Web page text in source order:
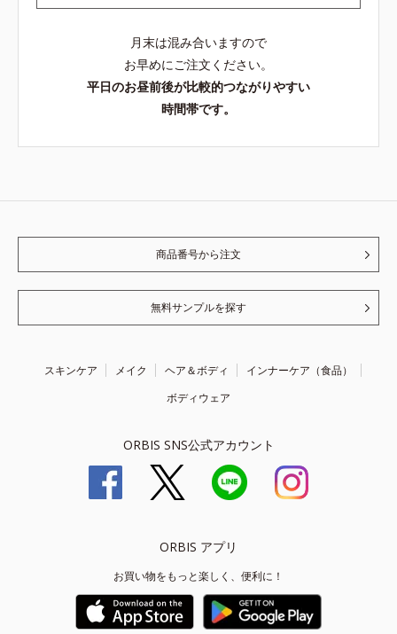
月末は混み合いますので
お早めにご注文ください。
平日のお昼前後が比較的つながりやすい
時間帯です。
商品番号から注文
無料サンプルを探す
スキンケア メイク ヘア＆ボディ
インナーケア（食品）
ボディウェア
ORBIS SNS公式アカウント
ORBIS アプリ
お買い物をもっと楽しく、便利に！